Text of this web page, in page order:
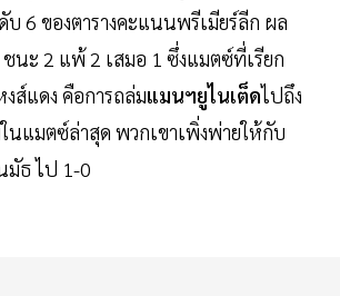
บ 6 ของตารางคะแนนพรีเมียร์ลีก ผล
นะ 2 แพ้ 2 เสมอ 1 ซึ่งแมตซ์ที่เรียก
ส์แดง คือการถล่มแมนฯยูไนเต็ดไปถึง
ในแมตซ์ล่าสุด พวกเขาเพิ่งพ่ายให้กับ
มัธ ไป 1-0